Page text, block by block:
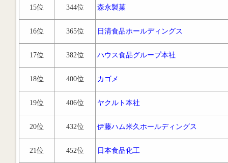
15位 344位 森永製菓
16位 365位 日清食品ホールディングス
17位 382位 ハウス食品グループ本社
18位 400位 カゴメ
19位 406位 ヤクルト本社
20位 432位 伊藤ハム米久ホールディングス
21位 452位 日本食品化工